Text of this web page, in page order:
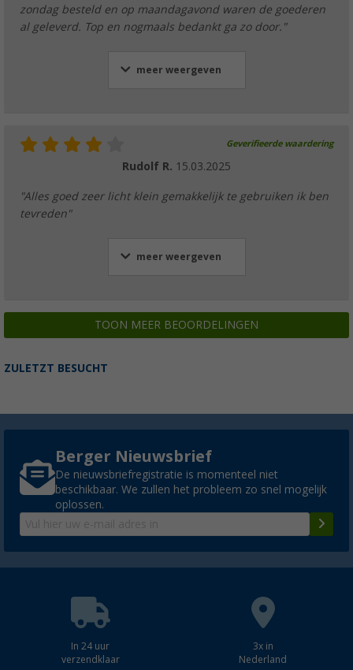
zondag besteld en op maandagavond waren de goederen
al geleverd. Top en nogmaals bedankt ga zo door."
meer weergeven
Geverifieerde waardering
Rudolf R. 15.03.2025
"Alles goed zeer licht klein gemakkelijk te gebruiken ik ben
tevreden"
meer weergeven
TOON MEER BEOORDELINGEN
ZULETZT BESUCHT
Berger Nieuwsbrief
De nieuwsbriefregistratie is momenteel niet
beschikbaar. We zullen het probleem zo snel mogelijk
oplossen.
In 24 uur
verzendklaar
3x in
Nederland